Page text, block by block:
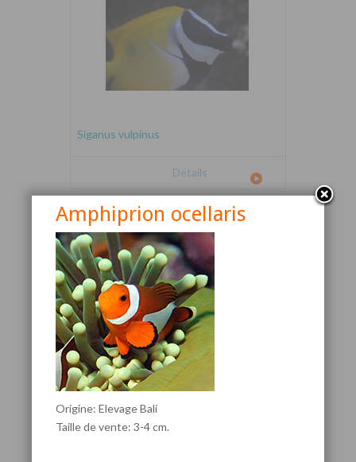
Siganus vulpinus
Détails
Canthigaster valentini
Amphiprion ocellaris
Origine: Elevage Bali
Taille de vente: 3-4 cm.